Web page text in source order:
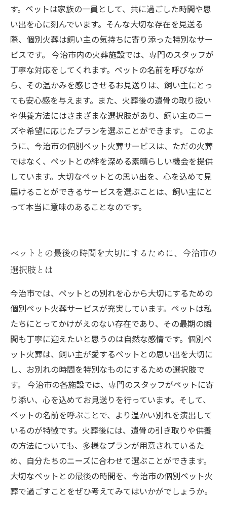
今治市でのペット火葬を通じて得られる心の安
らぎ
す。ペットは家族の一員として、共に過ごした時間や思
い出を心に刻んでいます。そんな大切な存在を見送る
際、個別火葬は飼い主の気持ちに寄り添った特別なサー
ビスです。 今治市内の火葬施設では、専門のスタッフが
丁寧な対応をしてくれます。ペットの名前を呼びなが
ら、その温かみを感じさせるお見送りは、飼い主にとっ
ても安心感を与えます。また、火葬後の遺骨の取り扱い
や供養方法にはさまざまな選択肢があり、飼い主のニー
ズや希望に応じたプランを選ぶことができます。 このよ
うに、今治市の個別ペット火葬サービスは、ただの火葬
ではなく、ペットとの絆を深める素晴らしい機会を提供
しています。大切なペットとの思い出を、心を込めて見
届けることができるサービスを選ぶことは、飼い主にと
って本当に意味のあることなのです。
ペットとの最後の時間を大切にするために、今治市の
選択肢とは
今治市では、ペットとの別れを心から大切にするための
個別ペット火葬サービスが充実しています。ペットは私
たちにとってかけがえのない存在であり、その最期の瞬
間も丁寧に迎えたいと思うのは自然な感情です。個別ペ
ット火葬は、飼い主が愛するペットとの思い出を大切に
し、お別れの時間を特別なものにするための選択肢で
す。 今治市の各施設では、専門のスタッフがペットに寄
り添い、心を込めてお見送りを行っています。そして、
ペットの名前を呼ぶことで、より温かい別れを演出して
いるのが特徴です。火葬後には、遺骨の引き取りや供養
の方法についても、多様なプランが用意されているた
め、自分たちのニーズに合わせて選ぶことができます。
大切なペットとの最後の時間を、今治市の個別ペット火
葬で過ごすことをぜひ考えてみてはいかがでしょうか。